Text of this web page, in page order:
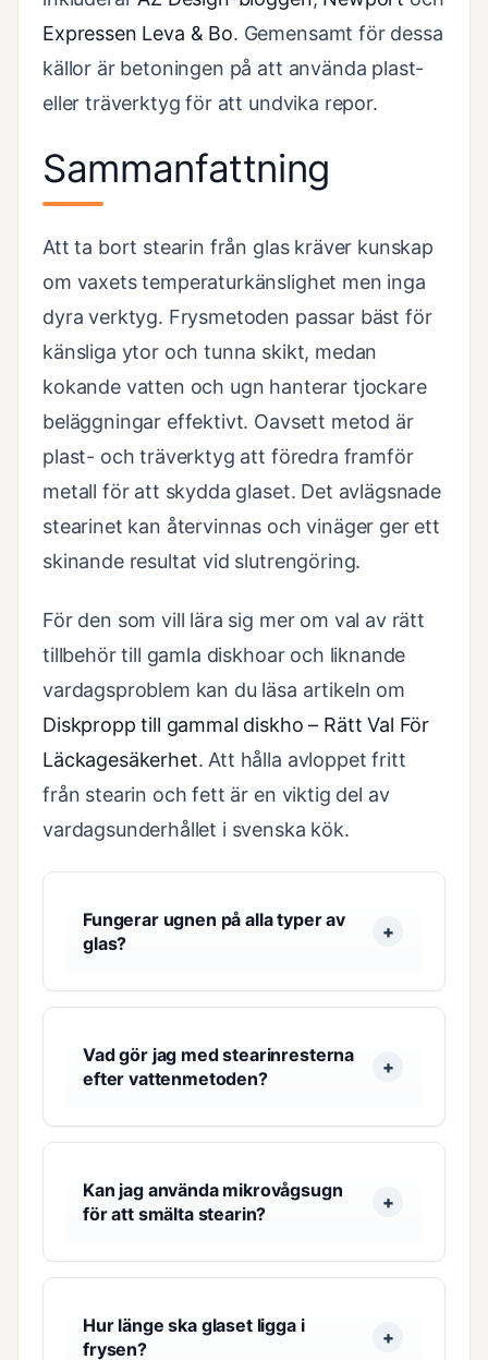
Expressen Leva & Bo. Gemensamt för dessa
källor är betoningen på att använda plast-
eller träverktyg för att undvika repor.
Sammanfattning
Att ta bort stearin från glas kräver kunskap
om vaxets temperaturkänslighet men inga
dyra verktyg. Frysmetoden passar bäst för
känsliga ytor och tunna skikt, medan
kokande vatten och ugn hanterar tjockare
beläggningar effektivt. Oavsett metod är
plast- och träverktyg att föredra framför
metall för att skydda glaset. Det avlägsnade
stearinet kan återvinnas och vinäger ger ett
skinande resultat vid slutrengöring.
För den som vill lära sig mer om val av rätt
tillbehör till gamla diskhoar och liknande
vardagsproblem kan du läsa artikeln om
Diskpropp till gammal diskho – Rätt Val För
Läckagesäkerhet. Att hålla avloppet fritt
från stearin och fett är en viktig del av
vardagsunderhållet i svenska kök.
Fungerar ugnen på alla typer av
glas?
Vad gör jag med stearinresterna
efter vattenmetoden?
Kan jag använda mikrovågsugn
för att smälta stearin?
Hur länge ska glaset ligga i
frysen?